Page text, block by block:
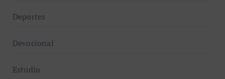
Deportes
Devocional
Estudio